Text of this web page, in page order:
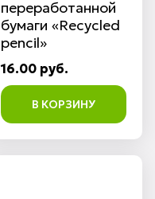
переработанной
бумаги «Recycled
pencil»
16.00 руб.
В КОРЗИНУ